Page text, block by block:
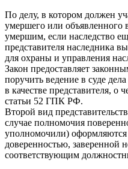
По делу, в котором должен
умершего или объявленного
умершим, если наследство
представителя наследника
для охраны и управления
Закон предоставляет
поручить ведение в суде
в качестве представителя, о
статьи 52 ГПК РФ.
Второй вид
случае полномочия
уполномочили)
доверенностью, заверенной
соответствующим